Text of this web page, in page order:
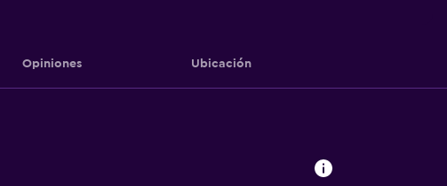
Opiniones Ubicación